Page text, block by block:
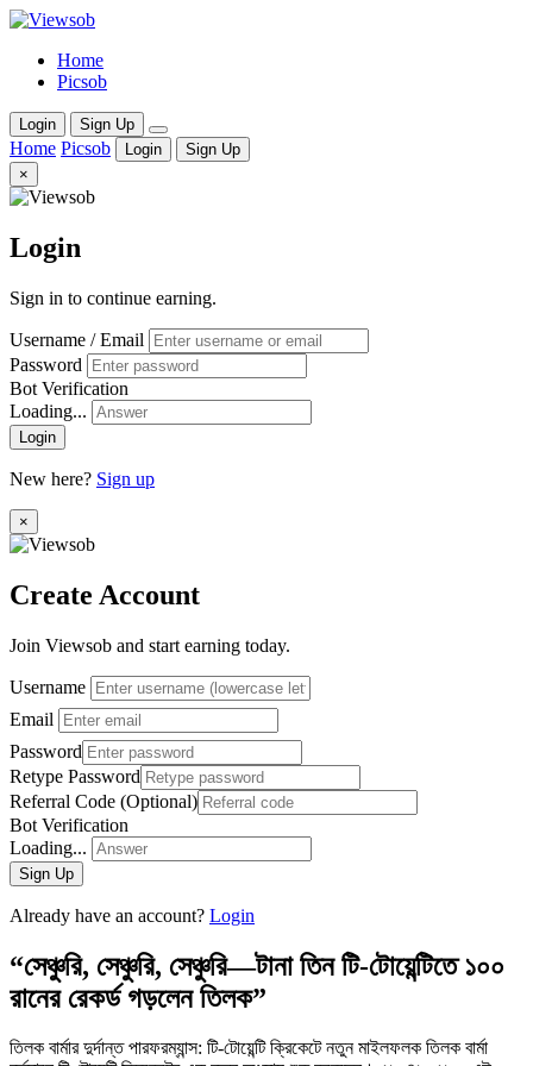
Home
Picsob
Login Sign Up
Home Picsob Login
Sign Up
×
Login
Sign in to continue earning.
Username / Email
Password
Bot Verification
Loading...
Login
New here? Sign up
×
Create Account
Join Viewsob and start earning today.
Username
Email
Password
Retype Password
Referral Code (Optional)
Bot Verification
Loading...
Sign Up
Already have an account? Login
“সেঞ্চুরি, সেঞ্চুরি, সেঞ্চুরি—টানা তিন টি-টোয়েন্টিতে ১০০
রানের রেকর্ড গড়লেন তিলক”
তিলক বার্মার দুর্দান্ত পারফরম্যান্স: টি-টোয়েন্টি ক্রিকেটে নতুন মাইলফলক তিলক বার্মা